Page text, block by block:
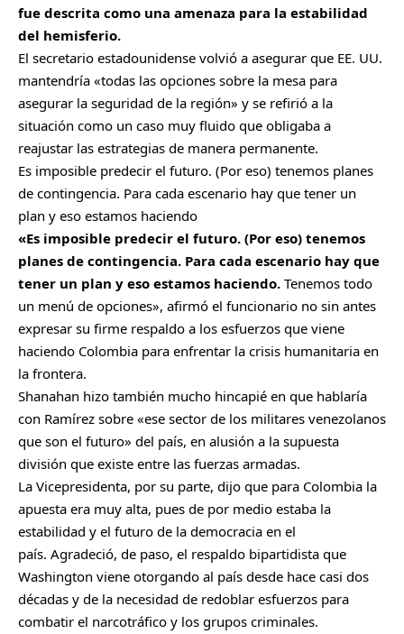
fue descrita como una amenaza para la estabilidad
del hemisferio.
El secretario estadounidense volvió a asegurar que EE. UU.
mantendría «todas las opciones sobre la mesa para
asegurar la seguridad de la región» y se refirió a la
situación como un caso muy fluido que obligaba a
reajustar las estrategias de manera permanente.
Es imposible predecir el futuro. (Por eso) tenemos planes
de contingencia. Para cada escenario hay que tener un
plan y eso estamos haciendo
«Es imposible predecir el futuro. (Por eso) tenemos
planes de contingencia. Para cada escenario hay que
tener un plan y eso estamos haciendo. Tenemos todo
un menú de opciones», afirmó el funcionario no sin antes
expresar su firme respaldo a los esfuerzos que viene
haciendo Colombia para enfrentar la crisis humanitaria en
la frontera.
Shanahan hizo también mucho hincapié en que hablaría
con Ramírez sobre «ese sector de los militares venezolanos
que son el futuro» del país, en alusión a la supuesta
división que existe entre las fuerzas armadas.
La Vicepresidenta, por su parte, dijo que para Colombia la
apuesta era muy alta, pues de por medio estaba la
estabilidad y el futuro de la democracia en el
país. Agradeció, de paso, el respaldo bipartidista que
Washington viene otorgando al país desde hace casi dos
décadas y de la necesidad de redoblar esfuerzos para
combatir el narcotráfico y los grupos criminales.